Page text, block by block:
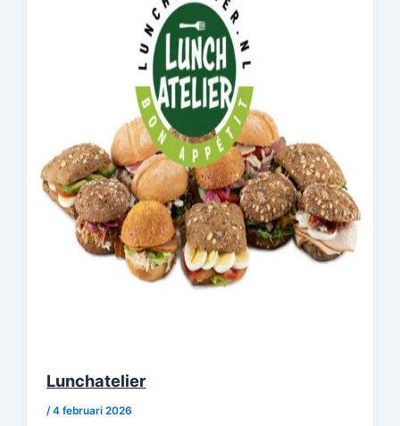
Lunchatelier
/4 februari 2026